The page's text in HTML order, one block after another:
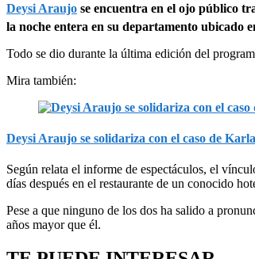
Deysi Araujo se encuentra en el ojo público
la noche entera en su departamento ubicado
Todo se dio durante la última edición del
Mira también:
Deysi Araujo se solidariza con el caso de
Según relata el informe de espectáculos, el
días después en el restaurante de un conocido
Pese a que ninguno de los dos ha salido a
años mayor que él.